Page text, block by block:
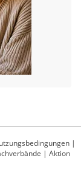
|
| Aktion